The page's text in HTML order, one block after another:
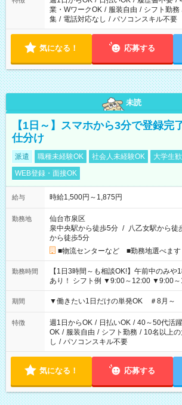
業・WワークOK / 服装自由 / シフト勤務
集 / 電話対応なし / パソコンスキル不要
気になる！ 応募する
未読
【1日～】スマホから3分で登録完
仕分け
派遣 職種未経験OK 社会人未経験OK 大学生
WEB登録・面接OK
給与 時給1,500円～1,875円
勤務地
仙台市泉区
泉中央駅から徒歩5分 / 八乙女駅から徒
から徒歩5分
■物流センターなど ■勤務地選べます
勤務時間
【1日3時間～も相談OK!】午前中のみや
あり！ シフト例 ▼9:00～12:00 ▼9:00～17:00 ▼10:00～19:00
▼18:00～21:00
期間 ▼働きたい1日だけの単発OK ＃8月～
特徴 週1日からOK / 日払いOK / 40～50代活
OK / 服装自由 / シフト勤務 / 10名以上
し / パソコンスキル不要
気になる！ 応募する